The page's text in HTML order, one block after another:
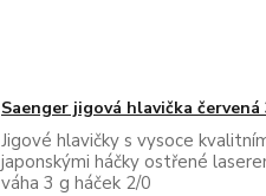
Saenger jigová hlavička červená
Jigové hlavičky s vysoce
japonskými háčky ostřené
váha 3 g háček 2/0